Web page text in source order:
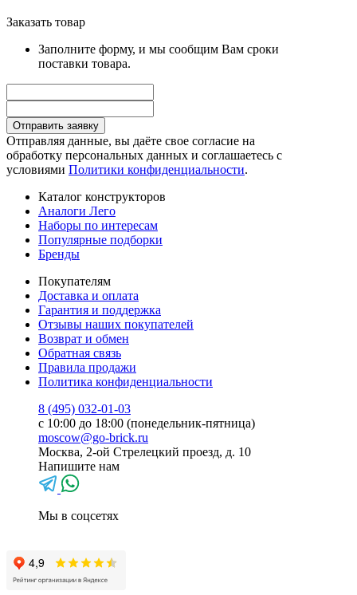
Заказать товар
Заполните форму, и мы сообщим Вам сроки
поставки товара.
Отправить заявку
Отправляя данные, вы даёте свое согласие на
обработку персональных данных и соглашаетесь с
условиями Политики конфиденциальности.
Каталог конструкторов
Аналоги Лего
Наборы по интересам
Популярные подборки
Бренды
Покупателям
Доставка и оплата
Гарантия и поддержка
Отзывы наших покупателей
Возврат и обмен
Обратная связь
Правила продажи
Политика конфиденциальности
8 (495) 032-01-03
с 10:00 до 18:00 (понедельник-пятница)
moscow@go-brick.ru
Москва, 2-ой Стрелецкий проезд, д. 10
Напишите нам
Мы в соцсетях